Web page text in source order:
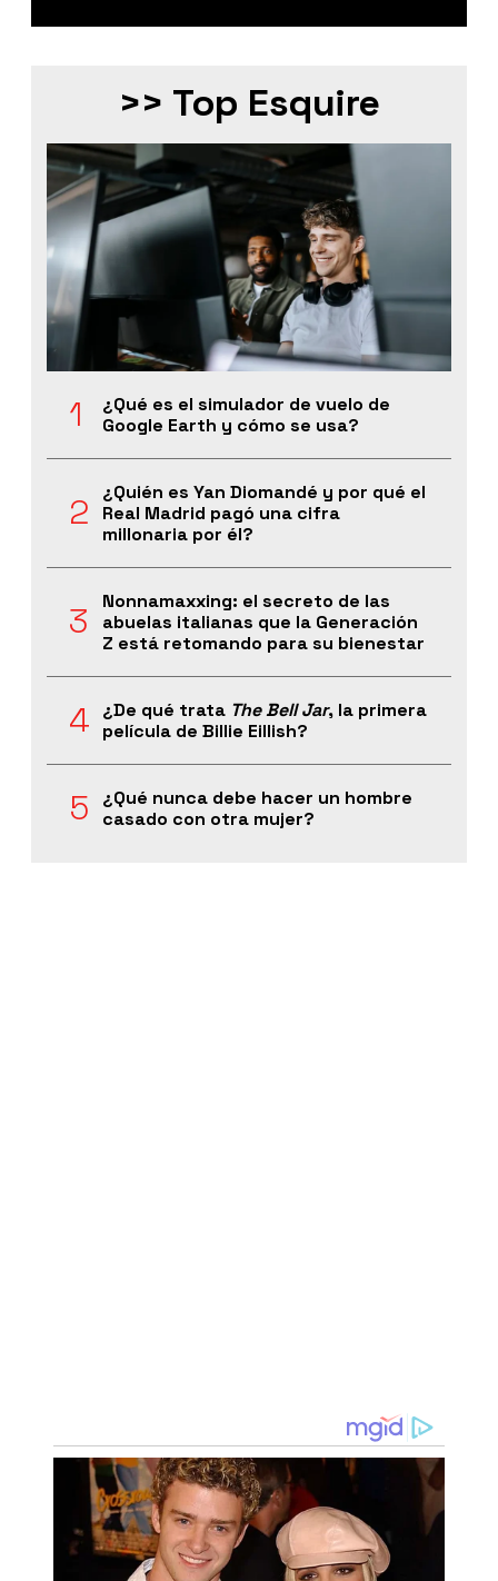
>> Top Esquire
¿Qué es el simulador de vuelo de
Google Earth y cómo se usa?
¿Quién es Yan Diomandé y por qué el
Real Madrid pagó una cifra
millonaria por él?
Nonnamaxxing: el secreto de las
abuelas italianas que la Generación
Z está retomando para su bienestar
¿De qué trata The Bell Jar, la primera
película de Billie Eillish?
¿Qué nunca debe hacer un hombre
casado con otra mujer?